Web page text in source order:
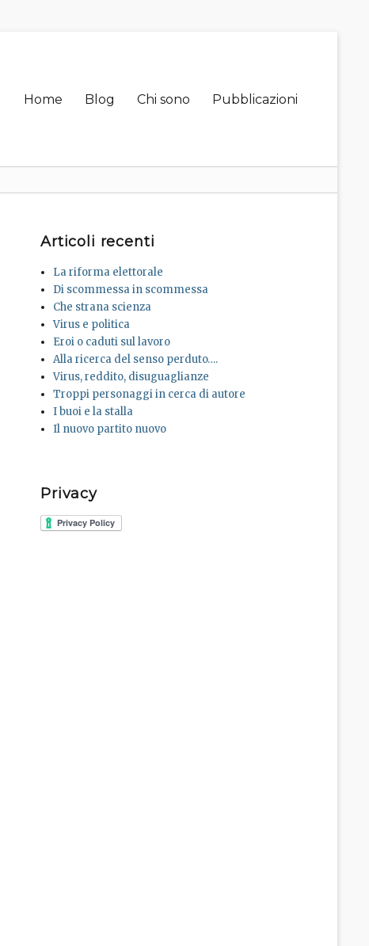
Primary
Home Blog Chi sono Pubblicazioni
Articoli recenti
La riforma elettorale
Di scommessa in scommessa
Che strana scienza
Virus e politica
Eroi o caduti sul lavoro
Alla ricerca del senso perduto….
Virus, reddito, disuguaglianze
Troppi personaggi in cerca di autore
I buoi e la stalla
Il nuovo partito nuovo
Privacy